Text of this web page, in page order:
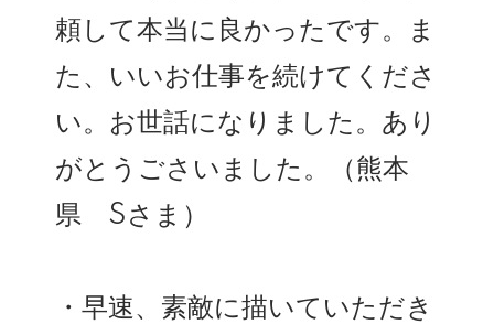
頼して本当に良かったです。ま
た、いいお仕事を続けてくださ
い。お世話になりました。あり
がとうごさいました。（熊本
県 Sさま）
・早速、素敵に描いていただき